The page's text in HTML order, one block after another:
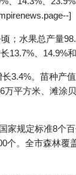
]
；水果总产量
13.7%、14.9%和
3.4%。苗种产
平方米、滩涂
家规定标准8个
个。全市森林覆